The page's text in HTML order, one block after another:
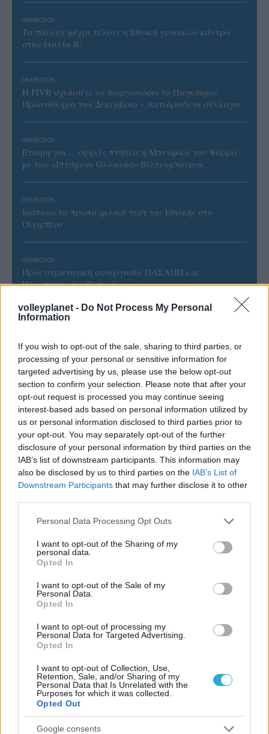
volleyplanet - Do Not Process My Personal
Information
If you wish to opt-out of the sale, sharing to third parties, or
processing of your personal or sensitive information for
targeted advertising by us, please use the below opt-out
section to confirm your selection. Please note that after your
opt-out request is processed you may continue seeing
interest-based ads based on personal information utilized by
us or personal information disclosed to third parties prior to
your opt-out. You may separately opt-out of the further
disclosure of your personal information by third parties on the
IAB’s list of downstream participants. This information may
also be disclosed by us to third parties on the IAB’s List of
Downstream Participants that may further disclose it to other
Please note that this website/app uses one or more Google
not limited to your visit or usage behaviour. You may click to
grant or deny consent to Google and its third-party tags to
use your data for below specified purposes in below Google
consent section.
Personal Data Processing Opt Outs
I want to opt-out of the Sharing of my
personal data.
Opted In
I want to opt-out of the Sale of my
Personal Data.
Opted In
I want to opt-out of processing my
Personal Data for Targeted Advertising.
Opted In
I want to opt-out of Collection, Use,
Retention, Sale, and/or Sharing of my
Personal Data that Is Unrelated with the
Purposes for which it was collected.
Opted Out
Google consents
06/08/2026
Το πάλεψε μέχρι τέλους η Εθνική γυναικών κόντρα
στην Ιταλία Β’
06/08/2026
Η FIVB σχεδιάζει να διοργανώσει το Παγκόσμιο
Πρωτάθλημα τον Δεκέμβριο – Αντιδρούν οι σύλλογοι
06/08/2026
Έτοιμη για… υψηλές πτήσεις η Μπενφίκα του Ψάρρα
με τον «Ιπτάμενο Ολλανδό» Βίλτενμπουργκ
05/08/2026
Ισόπαλο το πρωτο φιλικό τεστ της Εθνικής στο
Ουρμπίνο
05/08/2026
Προς στρατηγική συνεργασία ΠΑΣΑΠΠ και
Πανεπιστημίου Πατρών
ΓΝΩΜΕΣ
ΠΕΝΥ ΡΟΝΤΟΓΙΑΝΝΗ
11/03/2026
Από την Περούτζια του 2000
στο σήμερα: Tο τρίτο
ευρωπαϊκό ραντεβού του
Παναθηναϊκού με την
ιστορία
ΗΛΙΑΣ ΠΑΠΑΪΩΑΝΝΟΥ
08/03/2026
Αναγνώριση και σεβασμός